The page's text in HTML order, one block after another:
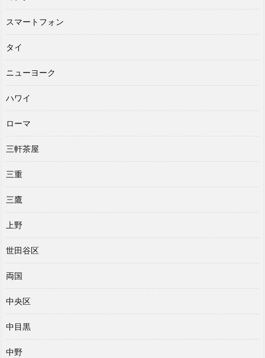
スマートフォン
タイ
ニューヨーク
ハワイ
ローマ
三軒茶屋
三重
三鷹
上野
世田谷区
両国
中央区
中目黒
中野